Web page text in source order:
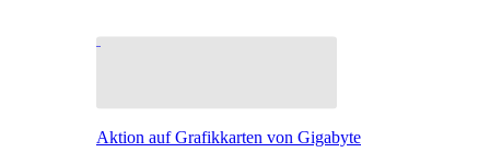
Aktion auf Grafikkarten von Gigabyte